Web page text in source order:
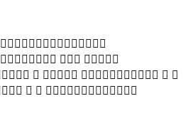
 
    
  